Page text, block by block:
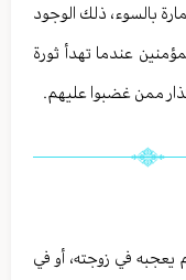
بالسوء، ذلك الوجود
عندما تهدأ ثورة
ممن غضبوا عليهم.
يعجبه في زوجته، أو في